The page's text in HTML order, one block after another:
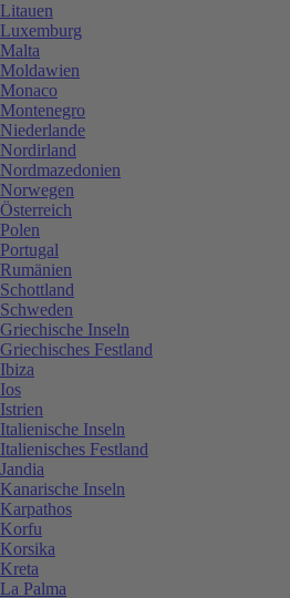
Litauen
Luxemburg
Malta
Moldawien
Monaco
Montenegro
Niederlande
Nordirland
Nordmazedonien
Norwegen
Österreich
Polen
Portugal
Rumänien
Schottland
Schweden
Griechische Inseln
Griechisches Festland
Ibiza
Ios
Istrien
Italienische Inseln
Italienisches Festland
Jandia
Kanarische Inseln
Karpathos
Korfu
Korsika
Kreta
La Palma